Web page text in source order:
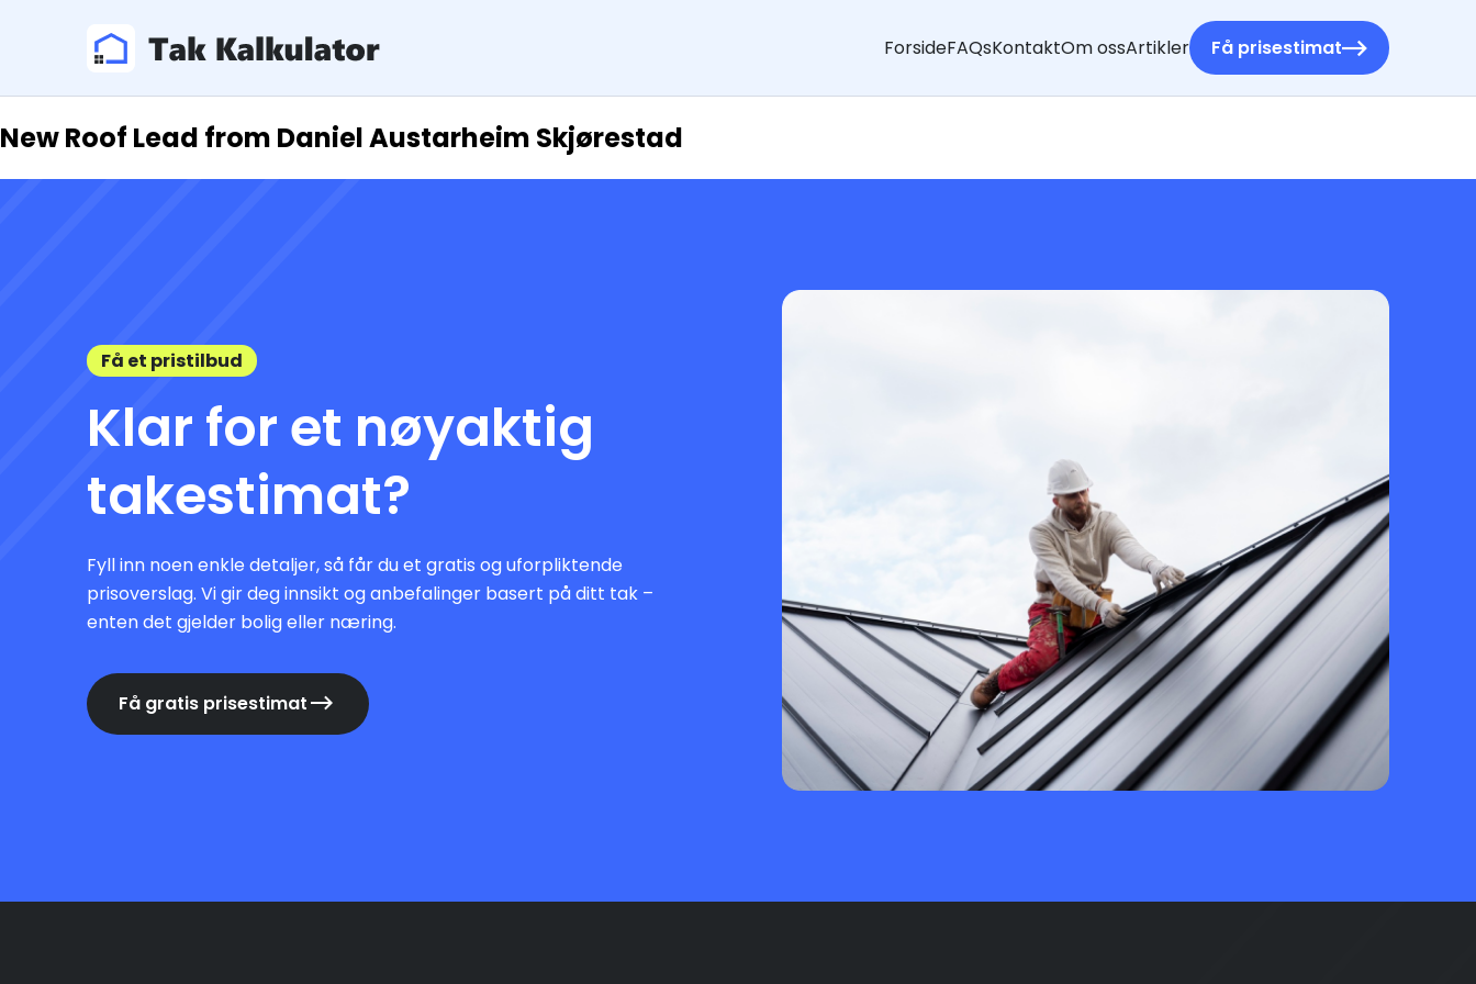
ForsideFAQsKontaktOm ossArtikler Få prisestimat
New Roof Lead from Daniel Austarheim Skjørestad
Få et pristilbud
Klar for et nøyaktig
takestimat?
Fyll inn noen enkle detaljer, så får du et gratis og uforpliktende
prisoverslag. Vi gir deg innsikt og anbefalinger basert på ditt tak –
enten det gjelder bolig eller næring.
Få gratis prisestimat